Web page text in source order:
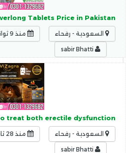
Tablets Price in Pakistan.
السعودية - رفحاء منذ 9 ثواني
treat both erectile dysfunction
السعودية - رفحاء منذ 28 ثانية